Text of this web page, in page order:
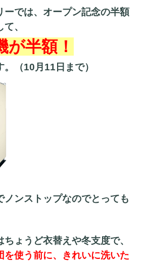
ーでは、オープン記念の半額
、
が半額！
（10月11日まで）
ノンストップなのでとっても
ちょうど衣替えや冬支度で、
を使う前に、きれいに洗いた